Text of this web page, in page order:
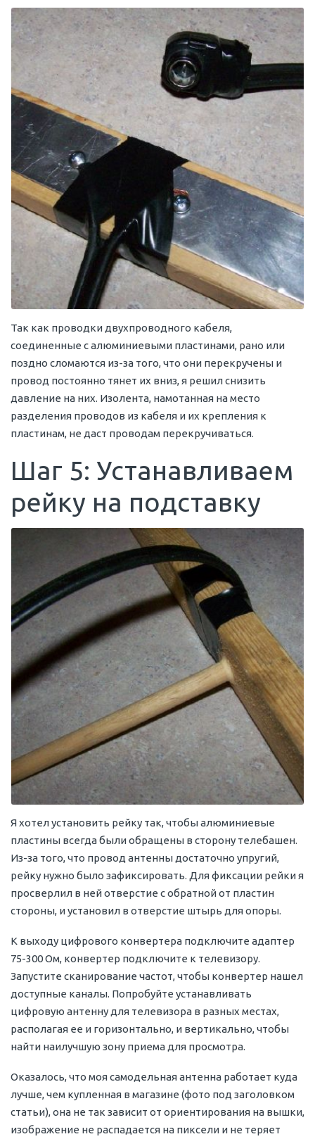
Так как проводки двухпроводного кабеля,
соединенные с алюминиевыми пластинами, рано или
поздно сломаются из-за того, что они перекручены и
провод постоянно тянет их вниз, я решил снизить
давление на них. Изолента, намотанная на место
разделения проводов из кабеля и их крепления к
пластинам, не даст проводам перекручиваться.
Шаг 5: Устанавливаем
рейку на подставку
Я хотел установить рейку так, чтобы алюминиевые
пластины всегда были обращены в сторону телебашен.
Из-за того, что провод антенны достаточно упругий,
рейку нужно было зафиксировать. Для фиксации рейки я
просверлил в ней отверстие с обратной от пластин
стороны, и установил в отверстие штырь для опоры.
К выходу цифрового конвертера подключите адаптер
75-300 Ом, конвертер подключите к телевизору.
Запустите сканирование частот, чтобы конвертер нашел
доступные каналы. Попробуйте устанавливать
цифровую антенну для телевизора в разных местах,
располагая ее и горизонтально, и вертикально, чтобы
найти наилучшую зону приема для просмотра.
Оказалось, что моя самодельная антенна работает куда
лучше, чем купленная в магазине (фото под заголовком
статьи), она не так зависит от ориентирования на вышки,
изображение не распадается на пиксели и не теряет